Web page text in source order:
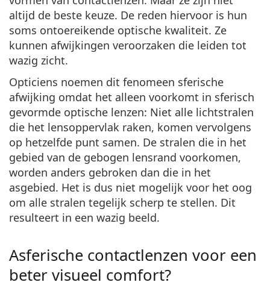
altijd de beste keuze. De reden hiervoor is hun
soms ontoereikende optische kwaliteit. Ze
kunnen afwijkingen veroorzaken die leiden tot
wazig zicht.
Opticiens noemen dit fenomeen sferische
afwijking omdat het alleen voorkomt in sferisch
gevormde optische lenzen: Niet alle lichtstralen
die het lensoppervlak raken, komen vervolgens
op hetzelfde punt samen. De stralen die in het
gebied van de gebogen lensrand voorkomen,
worden anders gebroken dan die in het
asgebied. Het is dus niet mogelijk voor het oog
om alle stralen tegelijk scherp te stellen. Dit
resulteert in een wazig beeld.
Asferische contactlenzen voor een
beter visueel comfort?